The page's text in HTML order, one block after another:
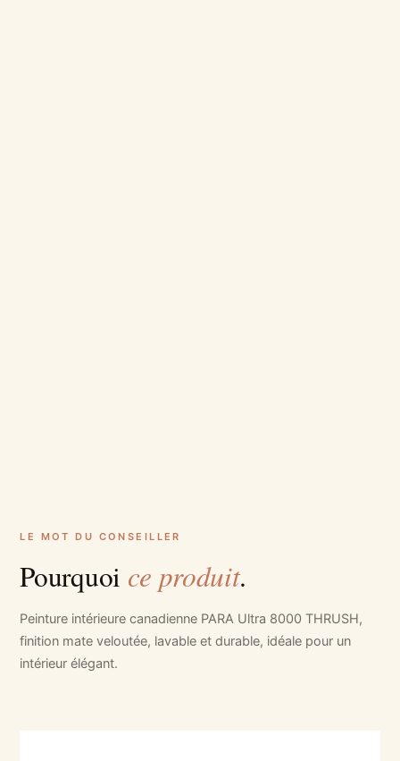
LE MOT DU CONSEILLER
Pourquoi ce produit.
Peinture intérieure canadienne PARA Ultra 8000 THRUSH,
finition mate veloutée, lavable et durable, idéale pour un
intérieur élégant.